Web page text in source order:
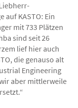
auf KASTO: Ein
mit 733 Plätzen
sind seit 26
lief hier auch
die genauso alt
Engineering
aber mittlerweile